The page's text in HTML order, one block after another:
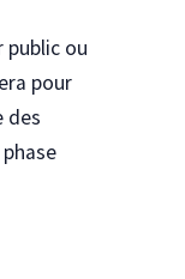
public ou
pour
des